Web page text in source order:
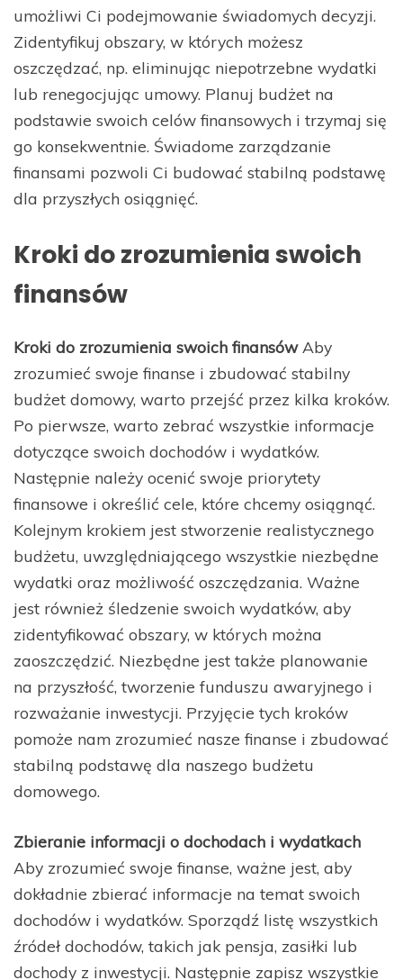
umożliwi Ci podejmowanie świadomych decyzji.
Zidentyfikuj obszary, w których możesz
oszczędzać, np. eliminując niepotrzebne wydatki
lub renegocjując umowy. Planuj budżet na
podstawie swoich celów finansowych i trzymaj się
go konsekwentnie. Świadome zarządzanie
finansami pozwoli Ci budować stabilną podstawę
dla przyszłych osiągnięć.
Kroki do zrozumienia swoich
finansów
Kroki do zrozumienia swoich finansówAby
zrozumieć swoje finanse i zbudować stabilny
budżet domowy, warto przejść przez kilka kroków.
Po pierwsze, warto zebrać wszystkie informacje
dotyczące swoich dochodów i wydatków.
Następnie należy ocenić swoje priorytety
finansowe i określić cele, które chcemy osiągnąć.
Kolejnym krokiem jest stworzenie realistycznego
budżetu, uwzględniającego wszystkie niezbędne
wydatki oraz możliwość oszczędzania. Ważne
jest również śledzenie swoich wydatków, aby
zidentyfikować obszary, w których można
zaoszczędzić. Niezbędne jest także planowanie
na przyszłość, tworzenie funduszu awaryjnego i
rozważanie inwestycji. Przyjęcie tych kroków
pomoże nam zrozumieć nasze finanse i zbudować
stabilną podstawę dla naszego budżetu
domowego.
Zbieranie informacji o dochodach i wydatkach
Aby zrozumieć swoje finanse, ważne jest, aby
dokładnie zbierać informacje na temat swoich
dochodów i wydatków. Sporządź listę wszystkich
źródeł dochodów, takich jak pensja, zasiłki lub
dochody z inwestycji. Następnie zapisz wszystkie